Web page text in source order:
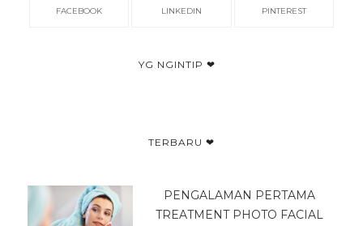
FACEBOOK LINKEDIN PINTEREST
YG NGINTIP ❤
TERBARU ❤
PENGALAMAN PERTAMA
TREATMENT PHOTO FACIAL